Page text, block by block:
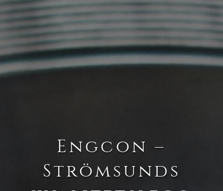
Engcon –
Strömsunds